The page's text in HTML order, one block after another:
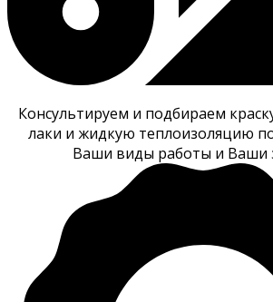
Консультируем и подбираем
лаки и жидкую теплоизоляцию
Ваши виды работы и Ваши